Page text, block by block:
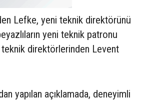
Lefke, yeni teknik direktörünü
yeni teknik patronu
teknik direktörlerinden Levent
yapılan açıklamada, deneyimli